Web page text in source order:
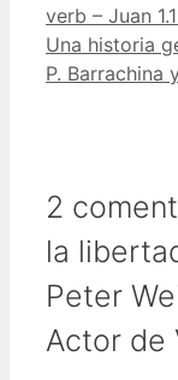
verb – Juan
Una historia
P. Barrachina
2
la
Peter
Actor de